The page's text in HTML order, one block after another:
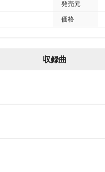
発売元
価格
収録曲